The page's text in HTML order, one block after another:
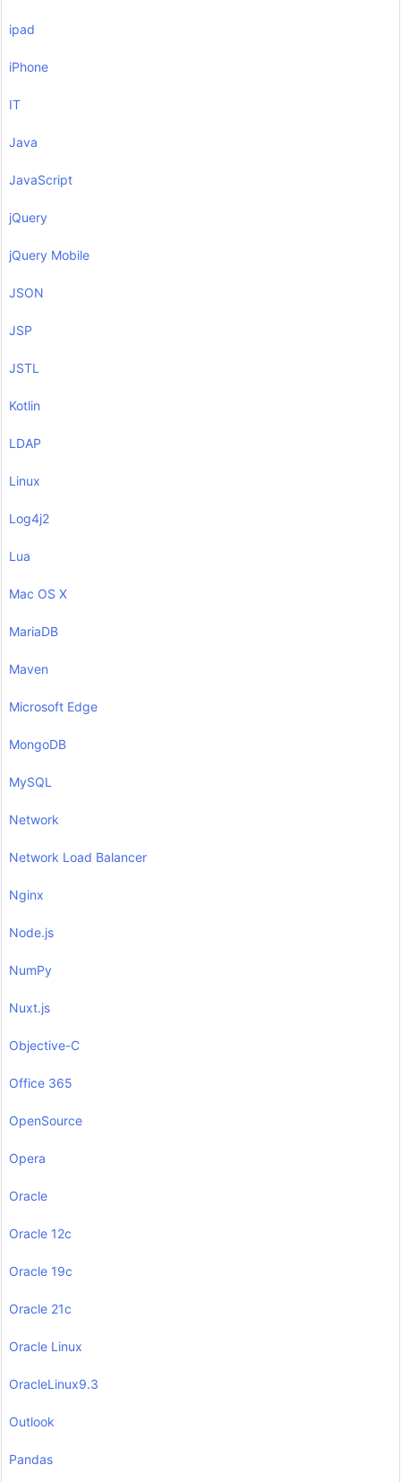
ipad
iPhone
IT
Java
JavaScript
jQuery
jQuery Mobile
JSON
JSP
JSTL
Kotlin
LDAP
Linux
Log4j2
Lua
Mac OS X
MariaDB
Maven
Microsoft Edge
MongoDB
MySQL
Network
Network Load Balancer
Nginx
Node.js
NumPy
Nuxt.js
Objective-C
Office 365
OpenSource
Opera
Oracle
Oracle 12c
Oracle 19c
Oracle 21c
Oracle Linux
OracleLinux9.3
Outlook
Pandas